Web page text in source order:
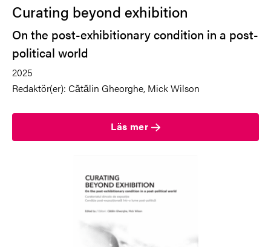
Curating beyond exhibition
On the post-exhibitionary condition in a post-
political world
2025
Redaktör(er): Cătălin Gheorghe, Mick Wilson
Läs mer